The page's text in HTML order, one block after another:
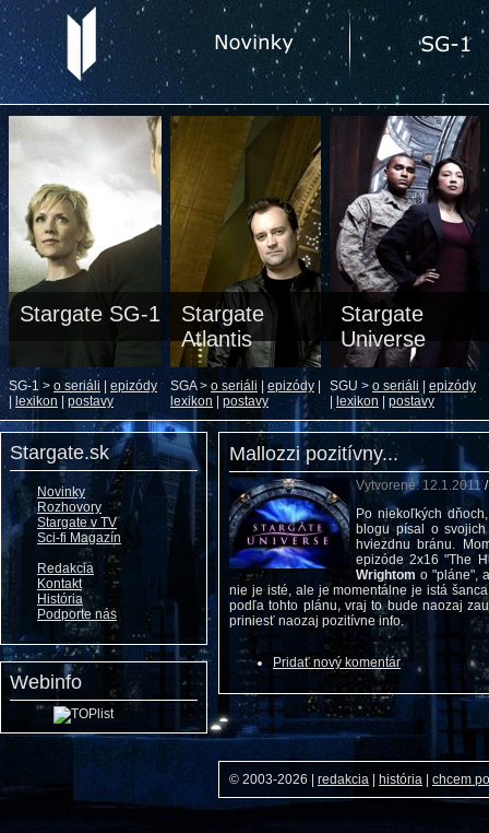
Stargate SG-1
SG-1 > o seriáli
epizódy
lexikon postavy
Stargate
Atlantis
SGA > o seriáli |epizódy
lexikon
postavy
Stargate
Universe
SGU > o seriáli
epizódy
lexikon postavy
Stargate.sk
Novinky
Rozhovory
Stargate v TV
Sci-fi Magazín
Redakcia
Kontakt
História
Podporte nás
Webinfo
Mallozzi pozitívny...
Vytvorené: 12.1.2011/
Po niekoľkých
blogu písal o
hviezdnu bránu.
epizóde 2x16 "The
Wrightom o "pláne",
nie je isté, ale je momentálne je istá
podľa tohto plánu, vraj to bude naozaj
priniesť naozaj pozitívne info.
Pridať nový komentár
© 2003-2026 redakcia história chcem